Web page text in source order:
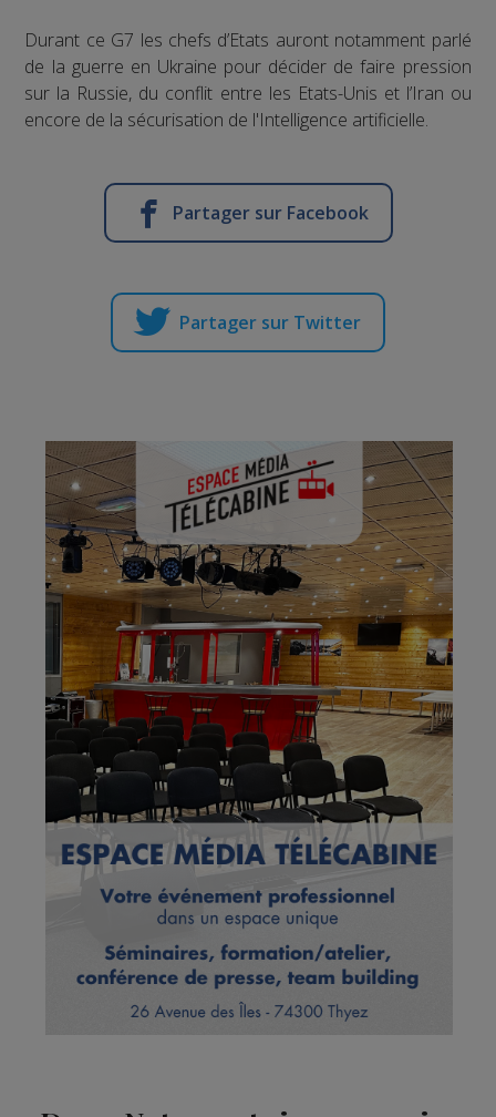
Durant ce G7 les chefs d’Etats auront notamment parlé
de la guerre en Ukraine pour décider de faire pression
sur la Russie, du conflit entre les Etats-Unis et l’Iran ou
encore de la sécurisation de l'Intelligence artificielle.
Partager sur Facebook
Partager sur Twitter